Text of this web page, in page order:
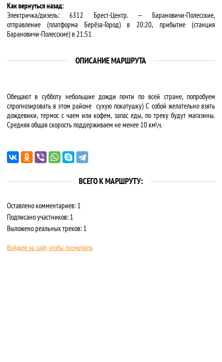
Как вернуться назад:
Электричка/дизель: 6312 Брест-Центр. — Барановичи-Полесские,
отправление (платформа Берёза-Город) в 20:20, прибытие (станция
Барановичи-Полесские) в 21:51
ОПИСАНИЕ МАРШРУТА
Обещают в субботу небольшие дожди почти по всей стране, попробуем
спрогнозировать в этом районе сухую покатушку) С собой желательно взять
дождевики, термос с чаем или кофем, запас еды, по треку будут магазины.
Средняя общая скорость поддерживаем не менее 10 км\ч.
ВСЕГО К МАРШРУТУ:
Оставлено комментариев: 1
Подписано участников: 1
Выложено реальных треков: 1
Войдите на сайт, чтобы посмотреть